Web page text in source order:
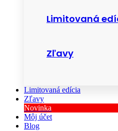
Limitovaná
Zľavy
Limitovaná edícia
Zľavy
Novinka
Môj účet
Blog